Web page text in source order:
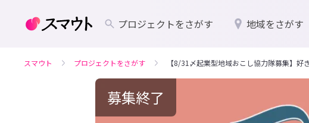
プロジェクトをさがす 地域をさがす
スマウト プロジェクトをさがす 【8/31〆起業型地域おこし協力隊募集】
募集終了